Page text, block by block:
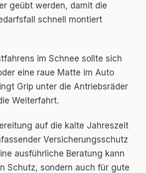
geübt werden, damit die
schnell montiert
im Schnee sollte sich
eine raue Matte im Auto
Grip unter die Antriebsräder
Weiterfahrt.
auf die kalte Jahreszeit
Versicherungsschutz
ausführliche Beratung kann
Schutz, sondern auch für gute